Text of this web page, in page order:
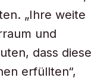
„Ihre weite
und
dass diese
erfüllten“,